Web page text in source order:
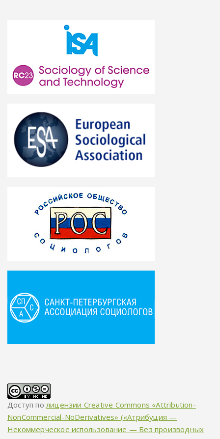
Доступ полицензии Creative Commons «Attribution-
NonCommercial-NoDerivatives» («Атрибуция —
Некоммерческое использование — Без производных